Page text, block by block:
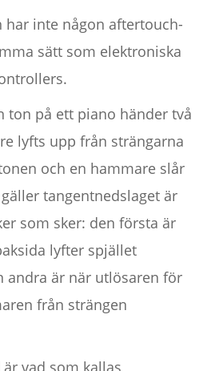
har inte någon aftertouch-
sätt som elektroniska
ton på ett piano händer två
lyfts upp från strängarna
och en hammare slår
tangentnedslaget är
som sker: den första är
lyfter spjället
andra är när utlösaren för
från strängen